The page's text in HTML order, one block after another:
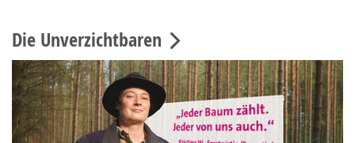
Die Unverzichtbaren